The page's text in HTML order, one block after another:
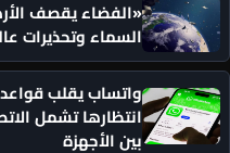
«الفضاء يقصف
السماء وتحذيرات
انتظارها تشمل
بين الأجهزة